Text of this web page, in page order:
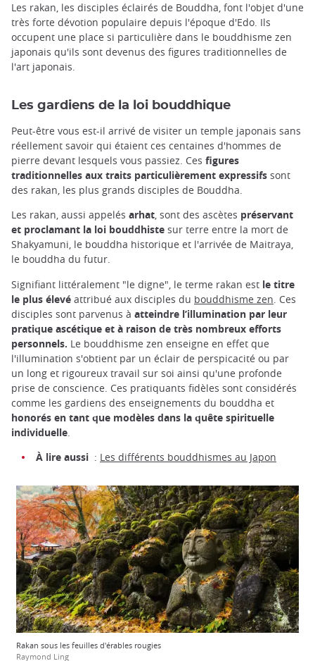
Les rakan, les disciples éclairés de Bouddha, font l'objet d'une
très forte dévotion populaire depuis l'époque d'Edo. Ils
occupent une place si particulière dans le bouddhisme zen
japonais qu'ils sont devenus des figures traditionnelles de
l'art japonais.
Les gardiens de la loi bouddhique
Peut-être vous est-il arrivé de visiter un temple japonais sans
réellement savoir qui étaient ces centaines d'hommes de
pierre devant lesquels vous passiez. Ces figures
traditionnelles aux traits particulièrement expressifs sont
des rakan, les plus grands disciples de Bouddha.
Les rakan, aussi appelés arhat, sont des ascètes préservant
et proclamant la loi bouddhiste sur terre entre la mort de
Shakyamuni, le bouddha historique et l'arrivée de Maitraya,
le bouddha du futur.
Signifiant littéralement "le digne", le terme rakan est le titre
le plus élevé attribué aux disciples du bouddhisme zen . Ces
disciples sont parvenus à atteindre l’illumination par leur
pratique ascétique et à raison de très nombreux efforts
personnels. Le bouddhisme zen enseigne en effet que
l'illumination s'obtient par un éclair de perspicacité ou par
un long et rigoureux travail sur soi ainsi qu'une profonde
prise de conscience. Ces pratiquants fidèles sont considérés
comme les gardiens des enseignements du bouddha et
honorés en tant que modèles dans la quête spirituelle
individuelle
À lire aussi : Les différents bouddhismes au Japon
Rakan sous les feuilles d'érables rougies
Raymond Ling